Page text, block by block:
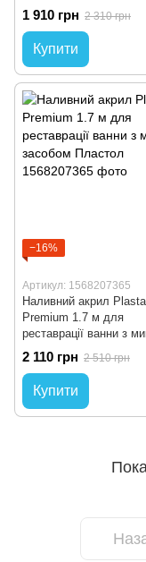
Пластол
1 910 грн 2 310 грн
Купити
−16%
Артикул: 1568207365
Наливний акрил Plastall
Premium 1.7 м для
реставрації ванни з
засобом Пластол
2 110 грн 2 510 грн
Купити